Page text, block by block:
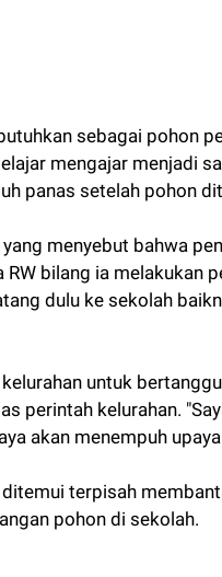
sebagai pohon
mengajar menjadi
panas setelah pohon
menyebut bahwa
bilang ia melakukan
dulu ke sekolah
untuk
perintah kelurahan.
akan menempuh
terpisah
pohon di sekolah.